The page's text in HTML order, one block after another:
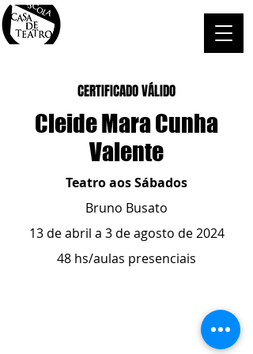
CERTIFICADO VÁLIDO
Cleide Mara Cunha
Valente
Teatro aos Sábados
Bruno Busato
13 de abril a 3 de agosto de 2024
48 hs/aulas presenciais
- whatsapp
contato@casadeteatropoa.com.br